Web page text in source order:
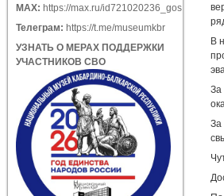
В
За
За
МАХ: https://max.ru/id721020236_gos
Телеграм: https://t.me/museumkbr
УЗНАТЬ О МЕРАХ ПОДДЕРЖКИ
УЧАСТНИКОВ СВО